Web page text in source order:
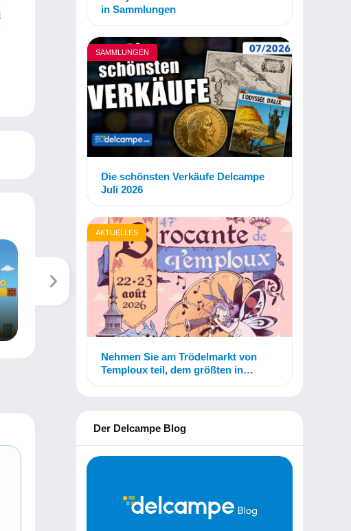
in Sammlungen
SAMMLUNGEN
Die schönsten Verkäufe Delcampe
Juli 2026
AKTUELLES
Nehmen Sie am Trödelmarkt von
Temploux teil, dem größten in
Der Delcampe Blog